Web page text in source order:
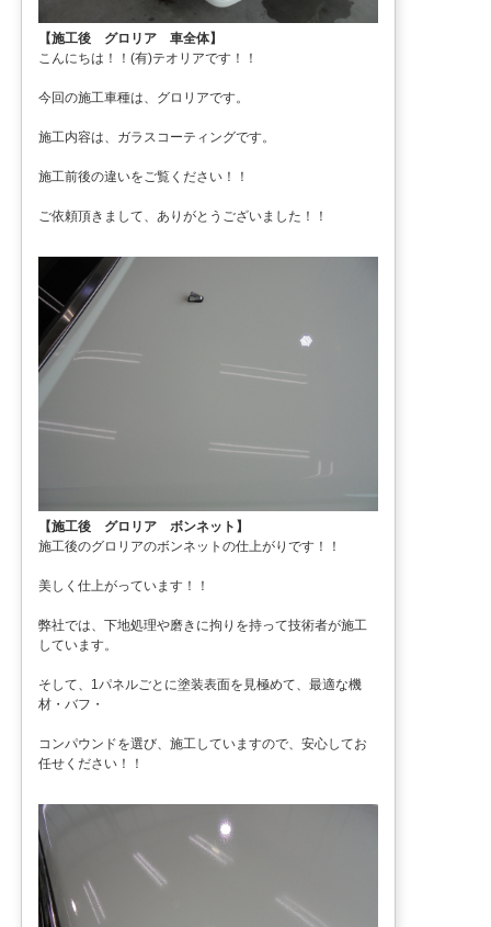
【施工後 グロリア 車全体】
こんにちは！！(有)テオリアです！！
今回の施工車種は、グロリアです。
施工内容は、ガラスコーティングです。
施工前後の違いをご覧ください！！
ご依頼頂きまして、ありがとうございました！！
【施工後 グロリア ボンネット】
施工後のグロリアのボンネットの仕上がりです！！
美しく仕上がっています！！
弊社では、下地処理や磨きに拘りを持って技術者が施工
しています。
そして、1パネルごとに塗装表面を見極めて、最適な機
材・バフ・
コンパウンドを選び、施工していますので、安心してお
任せください！！